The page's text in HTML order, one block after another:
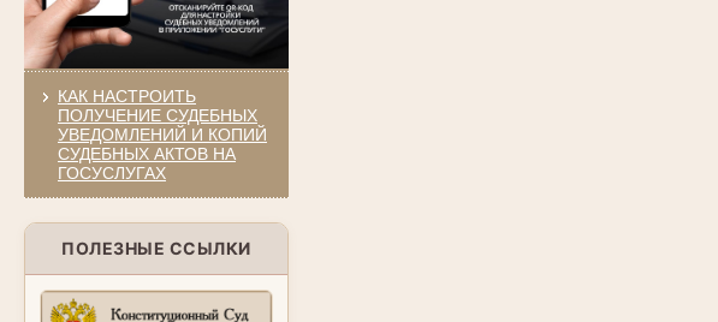
КАК НАСТРОИТЬ
ПОЛУЧЕНИЕ СУДЕБНЫХ
УВЕДОМЛЕНИЙ И КОПИЙ
СУДЕБНЫХ АКТОВ НА
ГОСУСЛУГАХ
ПОЛЕЗНЫЕ ССЫЛКИ